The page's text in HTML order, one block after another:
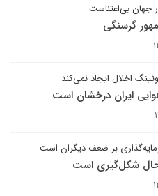
جهان بی‌اعتناست
گرسنگی
اخلال ایجاد نمی‌کند
ایران درخشان است
بر ضعف دیگران است
حال شکل‌گیری است